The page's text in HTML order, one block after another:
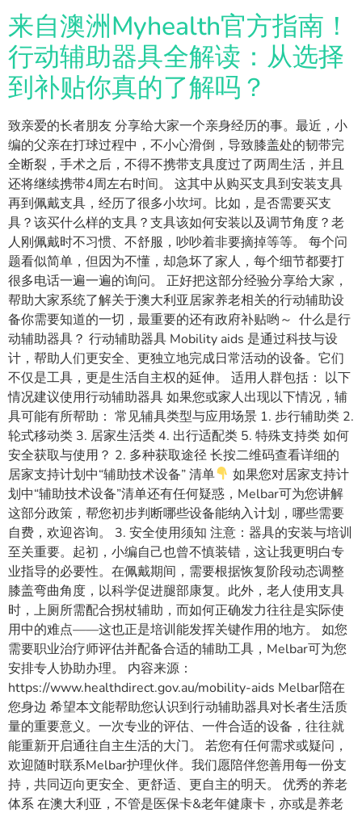
来自澳洲Myhealth官方指南！
行动辅助器具全解读：从选择
到补贴你真的了解吗？
致亲爱的长者朋友 分享给大家一个亲身经历的事。最近，小
编的父亲在打球过程中，不小心滑倒，导致膝盖处的韧带完
全断裂，手术之后，不得不携带支具度过了两周生活，并且
还将继续携带4周左右时间。 这其中从购买支具到安装支具
再到佩戴支具，经历了很多小坎坷。比如，是否需要买支
具？该买什么样的支具？支具该如何安装以及调节角度？老
人刚佩戴时不习惯、不舒服，吵吵着非要摘掉等等。 每个问
题看似简单，但因为不懂，却急坏了家人，每个细节都要打
很多电话一遍一遍的询问。 正好把这部分经验分享给大家，
帮助大家系统了解关于澳大利亚居家养老相关的行动辅助设
备你需要知道的一切，最重要的还有政府补贴哟～ 什么是行
动辅助器具？ 行动辅助器具 Mobility aids 是通过科技与设
计，帮助人们更安全、更独立地完成日常活动的设备。它们
不仅是工具，更是生活自主权的延伸。 适用人群包括： 以下
情况建议使用行动辅助器具 如果您或家人出现以下情况，辅
具可能有所帮助： 常见辅具类型与应用场景 1. 步行辅助类 2.
轮式移动类 3. 居家生活类 4. 出行适配类 5. 特殊支持类 如何
安全获取与使用？ 2. 多种获取途径 长按二维码查看详细的
居家支持计划中“辅助技术设备” 清单
如果您对居家支持计
划中“辅助技术设备”清单还有任何疑惑，Melbar可为您讲解
这部分政策，帮您初步判断哪些设备能纳入计划，哪些需要
自费，欢迎咨询。 3. 安全使用须知 注意：器具的安装与培训
至关重要。起初，小编自己也曾不慎装错，这让我更明白专
业指导的必要性。在佩戴期间，需要根据恢复阶段动态调整
膝盖弯曲角度，以科学促进腿部康复。此外，老人使用支具
时，上厕所需配合拐杖辅助，而如何正确发力往往是实际使
用中的难点——这也正是培训能发挥关键作用的地方。 如您
需要职业治疗师评估并配备合适的辅助工具，Melbar可为您
安排专人协助办理。 内容来源：
https://www.healthdirect.gov.au/mobility-aids Melbar陪在
您身边 希望本文能帮助您认识到行动辅助器具对长者生活质
量的重要意义。一次专业的评估、一件合适的设备，往往就
能重新开启通往自主生活的大门。 若您有任何需求或疑问，
欢迎随时联系Melbar护理伙伴。我们愿陪伴您善用每一份支
持，共同迈向更安全、更舒适、更自主的明天。 优秀的养老
体系 在澳大利亚，不管是医保卡&老年健康卡，亦或是养老